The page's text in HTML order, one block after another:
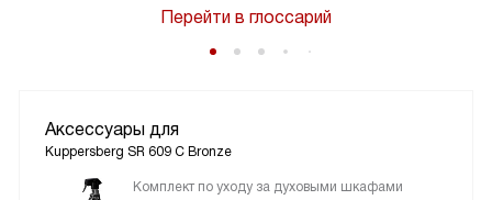
Перейти в глоссарий
Аксессуары для
Kuppersberg SR 609 C Bronze
Комплект по уходу за духовыми шкафами